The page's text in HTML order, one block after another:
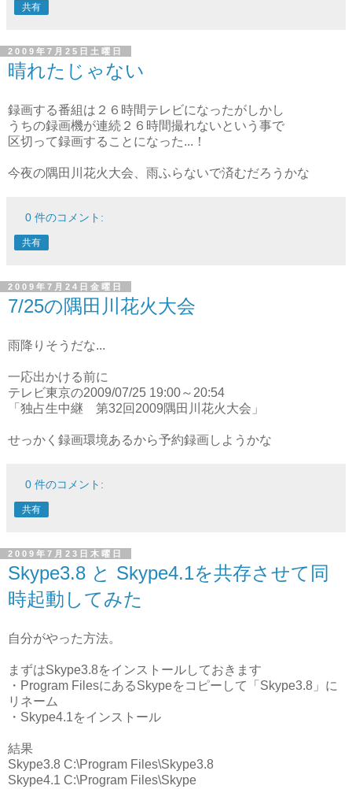
共有
2009年7月25日土曜日
晴れたじゃない
録画する番組は２６時間テレビになったがしかし
うちの録画機が連続２６時間撮れないという事で
区切って録画することになった...！
今夜の隅田川花火大会、雨ふらないで済むだろうかな
0 件のコメント:
共有
2009年7月24日金曜日
7/25の隅田川花火大会
雨降りそうだな...
一応出かける前に
テレビ東京の2009/07/25 19:00～20:54
「独占生中継 第32回2009隅田川花火大会」
せっかく録画環境あるから予約録画しようかな
0 件のコメント:
共有
2009年7月23日木曜日
Skype3.8 と Skype4.1を共存させて同
時起動してみた
自分がやった方法。
まずはSkype3.8をインストールしておきます
・Program FilesにあるSkypeをコピーして「Skype3.8」に
リネーム
・Skype4.1をインストール
結果
Skype3.8 C:\Program Files\Skype3.8
Skype4.1 C:\Program Files\Skype